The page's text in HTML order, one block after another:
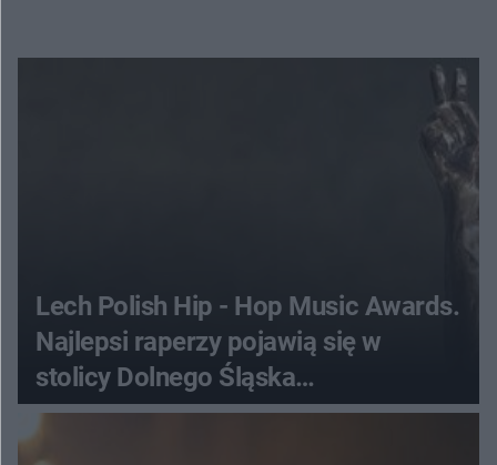
Lech Polish Hip - Hop Music Awards.
Najlepsi raperzy pojawią się w
stolicy Dolnego Śląska
[HARMONOGRAM, BILETY, DATA]